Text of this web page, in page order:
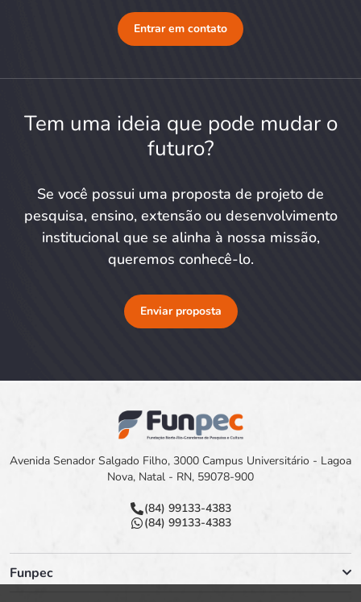
Entrar em contato
Tem uma ideia que pode mudar o
futuro?
Se você possui uma proposta de projeto de
pesquisa, ensino, extensão ou desenvolvimento
institucional que se alinha à nossa missão,
queremos conhecê-lo.
Enviar proposta
Avenida Senador Salgado Filho, 3000 Campus Universitário - Lagoa
Nova, Natal - RN, 59078-900
(84) 99133-4383
(84) 99133-4383
Funpec